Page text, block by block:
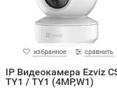
избранное сравнить
IP Видеокамера Ezviz
TY1 / TY1 (4MP,W1)